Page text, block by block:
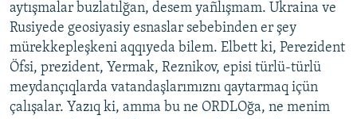
aytışmalar buzlatılğan, desem yañlışmam. Ukraina ve
Rusiyede geosiyasiy esnaslar sebebinden er şey
mürekkepleşkeni aqqıyeda bilem. Elbett ki, Perezident
Öfsi, prezident, Yermak, Reznikov, episi türlü-türlü
meydançıqlarda vatandaşlarımıznı qaytarmaq içün
çalışalar. Yazıq ki, amma bu ne ORDLOğa, ne menim